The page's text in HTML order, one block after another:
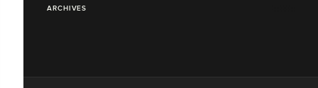
ARCHIVES